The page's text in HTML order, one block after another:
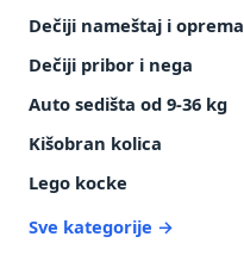
Dečiji nameštaj i oprema
Dečiji pribor i nega
Auto sedišta od 9-36 kg
Kišobran kolica
Lego kocke
Sve kategorije →